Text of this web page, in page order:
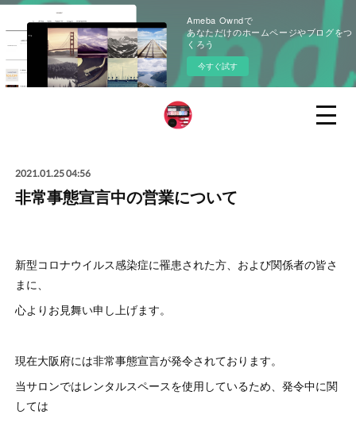
Ameba Owndで
あなただけのホームページやブログをつ
くろう
今すぐ試す
2021.01.25 04:56
非常事態宣言中の営業について
新型コロナウイルス感染症に罹患された方、および関係者の皆さ
まに、
心よりお見舞い申し上げます。
現在大阪府には非常事態宣言が発令されております。
当サロンではレンタルスペースを使用しているため、発令中に関
しては